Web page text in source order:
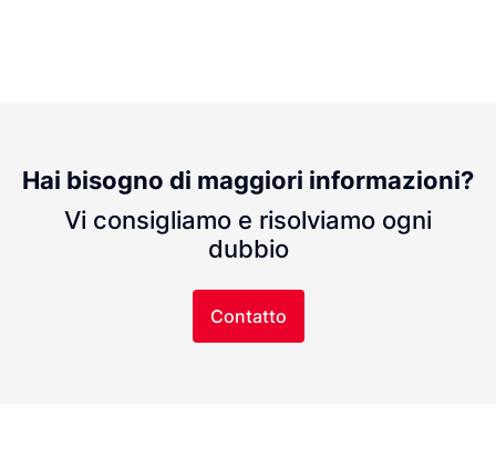
Hai bisogno di maggiori informazioni?
Vi consigliamo e risolviamo ogni
dubbio
Contatto